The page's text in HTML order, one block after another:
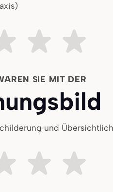
unzufrieden
Teils teils Ziemlich
SIE MIT DER
und
unzufrieden
Teils teils Ziemlich